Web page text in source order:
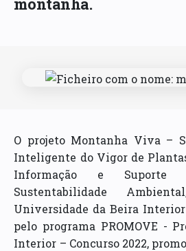
O projeto Montanha Viva –
Inteligente do Vigor de
Informação e
Sustentabilidade
Universidade da Beira
pelo programa PROMOVE -
Interior – Concurso 2022,